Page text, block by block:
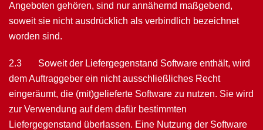
Angeboten gehören, sind nur annähernd maßgebend,
soweit sie nicht ausdrücklich als verbindlich bezeichnet
worden sind.
2.3 Soweit der Liefergegenstand Software enthält, wird
dem Auftraggeber ein nicht ausschließliches Recht
eingeräumt, die (mit)gelieferte Software zu nutzen. Sie wird
zur Verwendung auf dem dafür bestimmten
Liefergegenstand überlassen. Eine Nutzung der Software